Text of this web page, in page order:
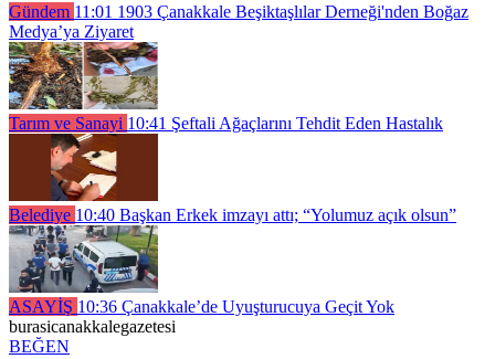
Gündem 11:01 1903 Çanakkale Beşiktaşlılar Derneği'nden Boğaz
Medya’ya Ziyaret
Tarım ve Sanayi 10:41 Şeftali Ağaçlarını Tehdit Eden Hastalık
Belediye 10:40 Başkan Erkek imzayı attı; “Yolumuz açık olsun”
ASAYİŞ 10:36 Çanakkale’de Uyuşturucuya Geçit Yok
burasicanakkalegazetesi
BEĞEN